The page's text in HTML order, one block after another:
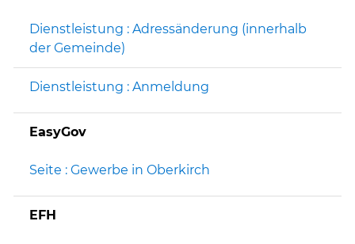
Dienstleistung : Adressänderung (innerhalb
der Gemeinde)
Dienstleistung : Anmeldung
EasyGov
Seite : Gewerbe in Oberkirch
EFH